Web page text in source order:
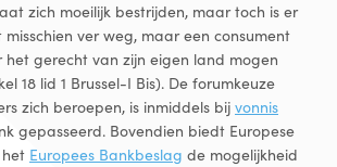
zich moeilijk bestrijden, maar toch is er
misschien ver weg, maar een consument
het gerecht van zijn eigen land mogen
18 lid 1 Brussel-I Bis). De forumkeuze
zich beroepen, is inmiddels bij vonnis
gepasseerd. Bovendien biedt Europese
Europees Bankbeslag de mogelijkheid